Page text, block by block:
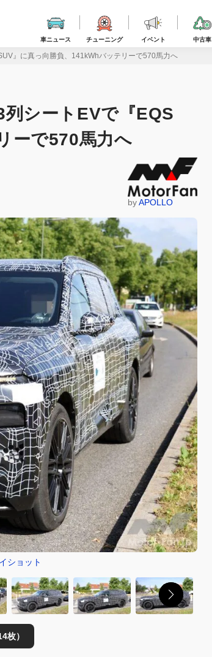
車ニュース チューニング イベント 中古車
』に真っ向勝負、141kWhバッテリーで570馬力へ
シートEVで『EQS
ーで570馬力へ
byAPOLLO
ショット
枚）